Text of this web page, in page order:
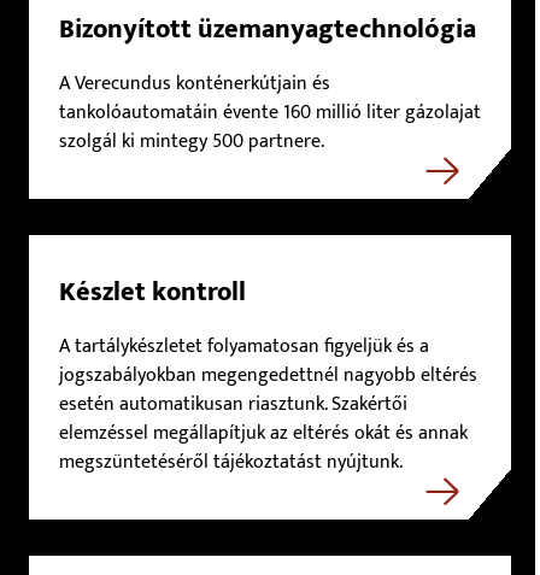
Bizonyított üzemanyagtechnológia
A Verecundus konténerkútjain és
tankolóautomatáin évente 160 millió liter gázolajat
szolgál ki mintegy 500 partnere.
Készlet kontroll
A tartálykészletet folyamatosan figyeljük és a
jogszabályokban megengedettnél nagyobb eltérés
esetén automatikusan riasztunk. Szakértői
elemzéssel megállapítjuk az eltérés okát és annak
megszüntetéséről tájékoztatást nyújtunk.